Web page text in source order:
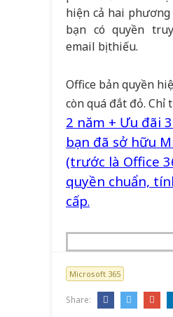
hiện cả hai
bạn có quyền
email bị thiếu.
Office bản quyền
còn quá đắt đỏ. Chỉ
2 năm + Ưu đãi
bạn đã sở hữu
(trước là Office
quyền chuẩn,
cấp.
Microsoft 365
Share: